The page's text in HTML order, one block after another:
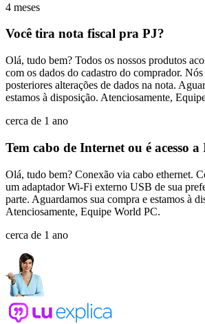
4 meses
Você tira nota fiscal pra PJ?
Olá, tudo bem? Todos os nossos produtos
com os dados do cadastro do comprador.
posteriores alterações de dados na nota.
estamos à disposição. Atenciosamente,
cerca de 1 ano
Tem cabo de Internet ou é acesso
Olá, tudo bem? Conexão via cabo ethernet.
um adaptador Wi-Fi externo USB de sua
parte. Aguardamos sua compra e estamos à
Atenciosamente, Equipe World PC.
cerca de 1 ano